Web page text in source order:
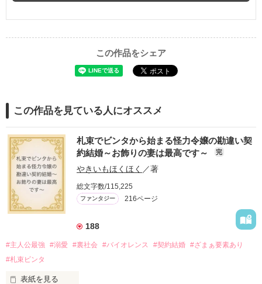
この作品をシェア
この作品を見ている人にオススメ
札束でビンタから始まる怪力令嬢の勘違い契
約結婚～お飾りの妻は最高です～
完
やきいもほくほく ／著
総文字数/115,225
ファンタジー 216ページ
188
#主人公最強 #溺愛 #裏社会 #バイオレンス #契約結婚 #ざまぁ要素あり
#札束ビンタ
表紙を見る